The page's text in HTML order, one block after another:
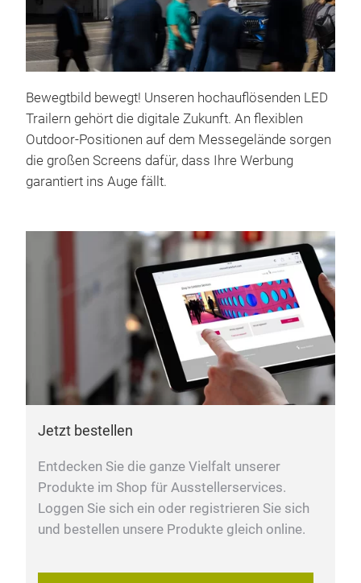
Bewegtbild bewegt! Unseren hochauflösenden LED
Trailern gehört die digitale ­Zukunft. An flexiblen
Outdoor-Positionen auf dem Messegelände sorgen
die großen Screens dafür, dass Ihre Werbung
garantiert ins Auge fällt.
Jetzt bestellen
Entdecken Sie die ganze Vielfalt unserer
Produkte im Shop für Ausstellerservices.
Loggen Sie sich ein oder registrieren Sie sich
und bestellen unsere Produkte gleich online.